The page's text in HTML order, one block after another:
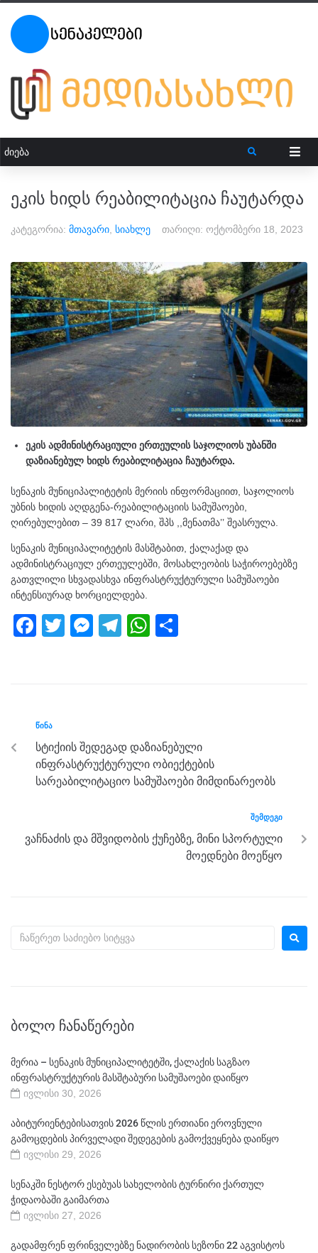
ეკის ხიდს რეაბილიტაცია ჩაუტარდა
კატეგორია: მთავარი სიახლე თარიღი: ოქტომბერი 18, 2023
ეკის ადმინისტრაციული ერთეულის საჯოლიოს უბანში
დაზიანებულ ხიდს რეაბილიტაცია ჩაუტარდა.
სენაკის მუნიციპალიტეტის მერიის ინფორმაციით, საჯოლიოს
უბნის ხიდის აღდგენა-რეაბილიტაციის სამუშაოები,
ღირებულებით – 39 817 ლარი, შპს ,,მენათმა’’ შეასრულა.
სენაკის მუნიციპალიტეტის მასშტაბით, ქალაქად და
ადმინისტრაციულ ერთეულებში, მოსახლეობის საჭიროებებზე
გათვლილი სხვადასხვა ინფრასტრუქტურული სამუშაოები
ინტენსიურად ხორციელდება.
F
b
o
o
k
T
M
g
er
T
m
W
p
p
ᲬᲘᲜᲐ
სტიქიის შედეგად დაზიანებული
ინფრასტრუქტურული ობიექტების
სარეაბილიტაციო სამუშაოები მიმდინარეობს
ᲨᲔᲛᲓᲔᲒᲘ
ვაჩნაძის და მშვიდობის ქუჩებზე, მინი სპორტული
მოედნები მოეწყო
ᲑᲝᲚᲝ ᲩᲐᲜᲐᲬᲔᲠᲔᲑᲘ
მერია – სენაკის მუნიციპალიტეტში, ქალაქის საგზაო
ინფრასტრუქტურის მასშტაბური სამუშაოები დაიწყო
ივლისი 30, 2026
აბიტურიენტებისათვის 2026 წლის ერთიანი ეროვნული
გამოცდების პირველადი შედეგების გამოქვეყნება დაიწყო
ივლისი 29, 2026
სენაკში ნესტორ ესებუას სახელობის ტურნირი ქართულ
ჭიდაობაში გაიმართა
ივლისი 27, 2026
გადამფრენ ფრინველებზე ნადირობის სეზონი 22 აგვისტოს